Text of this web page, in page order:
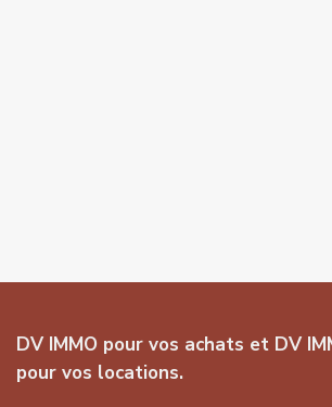
DV IMMO pour vos achats et DV
pour vos locations.